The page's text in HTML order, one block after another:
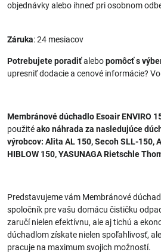
objednávky alebo ihneď pri osobnom
Záruka: 24 mesiacov
Potrebujete poradiťalebopomôcť s
upresniť dodacie a cenové informácie?
Membránové dúchadlo Esoair ENVIRO
použitéako náhrada za nasledujúce
výrobcov: Alita AL 150, Secoh SLL-150,
HIBLOW 150, YASUNAGA Rietschle
Predstavujeme vám Membránové
spoločník pre vašu domácu čističku
zaručí nielen efektívnu, ale aj tichú a
dúchadlom získate nielen spoľahlivosť,
pracuje na maximum svojich možností.